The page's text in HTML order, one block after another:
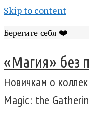
Skip to content
Берегите себя ❤️
«Магия» без
Новичкам о
Magic: the